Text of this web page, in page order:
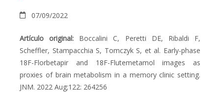
07/09/2022
Artículo original: Boccalini C, Peretti DE, Ribaldi F,
Scheffler, Stampacchia S, Tomczyk S, et al. Early-phase
18F-Florbetapir and 18F-Flutemetamol images as
proxies of brain metabolism in a memory clinic setting.
JNM. 2022 Aug;122: 264256